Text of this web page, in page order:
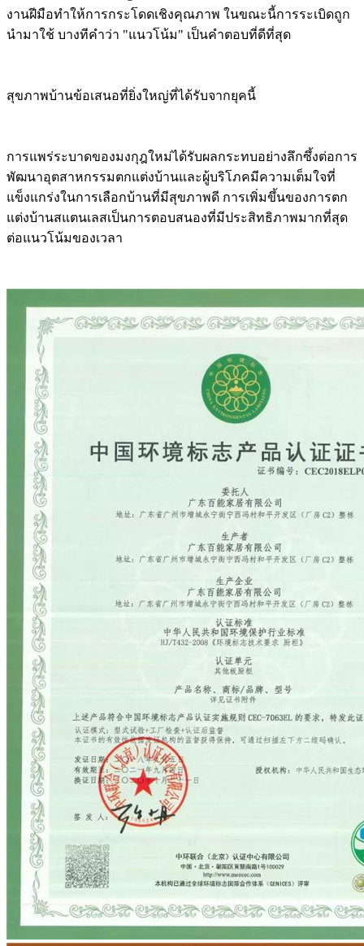
งานฝีมือทำให้การกระโดดเชิงคุณภาพ ในขณะนี้การระเบิดถูก
นำมาใช้ บางทีคำว่า "แนวโน้ม" เป็นคำตอบที่ดีที่สุด
สุขภาพบ้านข้อเสนอที่ยิ่งใหญ่ที่ได้รับจากยุคนี้
การแพร่ระบาดของมงกุฎใหม่ได้รับผลกระทบอย่างลึกซึ้งต่อการ
พัฒนาอุตสาหกรรมตกแต่งบ้านและผู้บริโภคมีความเต็มใจที่
แข็งแกร่งในการเลือกบ้านที่มีสุขภาพดี การเพิ่มขึ้นของการตก
แต่งบ้านสแตนเลสเป็นการตอบสนองที่มีประสิทธิภาพมากที่สุด
ต่อแนวโน้มของเวลา